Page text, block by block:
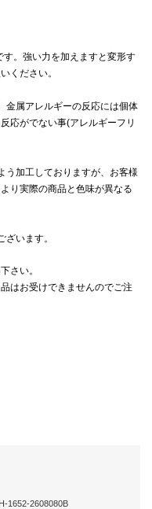
。強い力を加えますと変形す
ください。
金属アレルギーの反応には個体
応がでない事(アレルギーフリ
う加工しておりますが、お客様
り実際の商品と色味が異なる
います。
さい。
はお受けできませんのでご注
1652-2608080B